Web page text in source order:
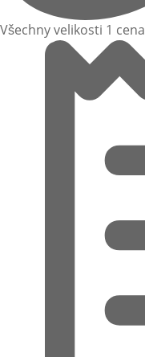
Všechny velikosti 1 cena